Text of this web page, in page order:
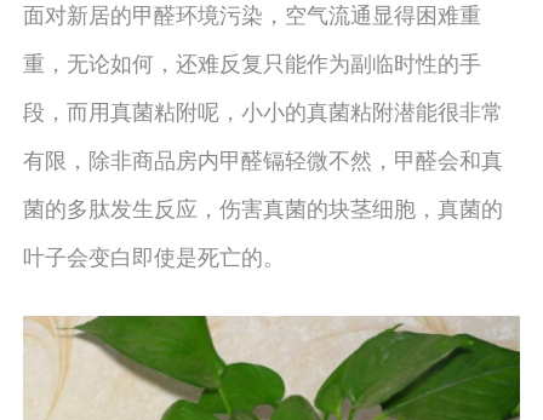
面对新居的甲醛环境污染，空气流通显得困难重
重，无论如何，还难反复只能作为副临时性的手
段，而用真菌粘附呢，小小的真菌粘附潜能很非常
有限，除非商品房内甲醛镉轻微不然，甲醛会和真
菌的多肽发生反应，伤害真菌的块茎细胞，真菌的
叶子会变白即使是死亡的。